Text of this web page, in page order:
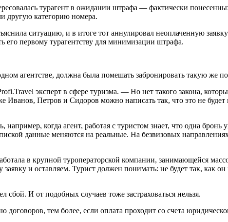
турагент в ожидании штрафа — фактически
другую категорию номера.
ситуацию, и в итоге тот аннулировал неоплаченную
его первому турагентству для минимизации штрафа.
агентстве, должна была помешать забронировать такую же
эксперт в сфере туризма. — Но нет такого закона,
Петров и Сидоров можно написать так, что это не будет
когда агент, работая с туристом знает, что одна бронь
данные меняются на реальные. На безвизовых
в крупной туроператорской компании, занимающейся
и оставляем. Турист должен понимать: не будет так, как
сбой. И от подобных случаев тоже застраховаться нельзя.
тем более, если оплата проходит со счета